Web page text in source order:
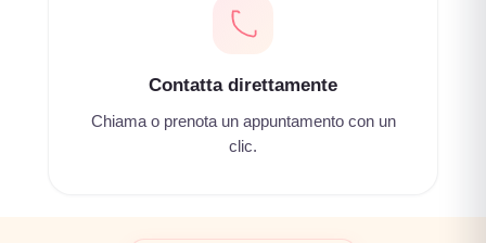
Contatta direttamente
Chiama o prenota un appuntamento con un
clic.